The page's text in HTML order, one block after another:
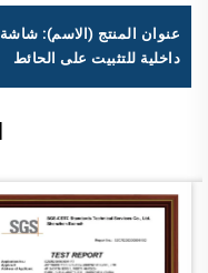
عنوان المنتج (الاسم): شاشة
داخلية للتثبيت على الحائط